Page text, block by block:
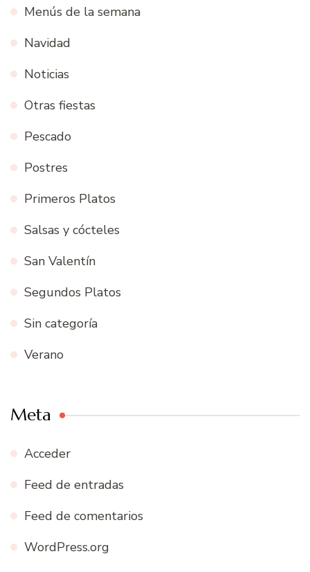
Menús de la semana
Navidad
Noticias
Otras fiestas
Pescado
Postres
Primeros Platos
Salsas y cócteles
San Valentín
Segundos Platos
Sin categoría
Verano
Meta
Acceder
Feed de entradas
Feed de comentarios
WordPress.org